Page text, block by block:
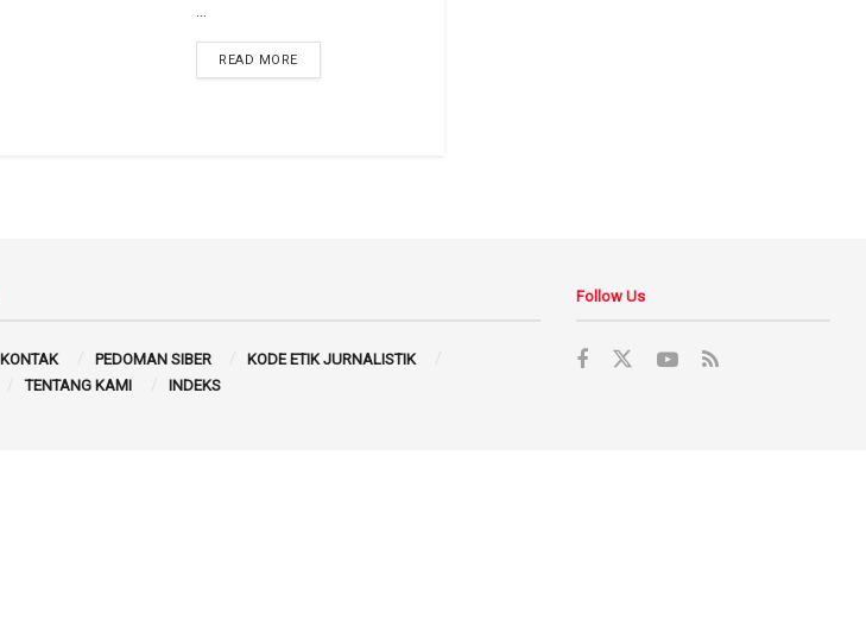
READ MORE
KONTAK PEDOMAN SIBER
KODE ETIK JURNALISTIK
TENTANG KAMI INDEKS
Follow Us